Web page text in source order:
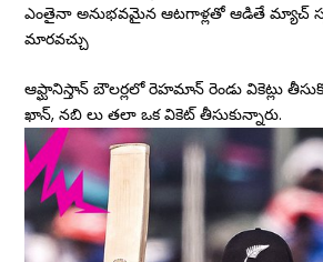
ఎంతైనా అనుభవమైన ఆటగాళ్లతో ఆడితే మ్యాచ్
మారవచ్చు
ఆఫ్ఘానిస్తాన్ బౌలర్లలో రెహమాన్ రెండు వికెట్లు
ఖాన్, నబి లు తలా ఒక వికెట్ తీసుకున్నారు.